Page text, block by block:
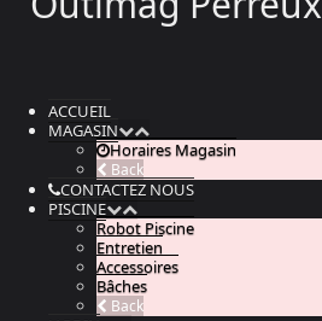
ACCUEIL
MAGASIN
Horaires Magasin
Back
CONTACTEZ NOUS
PISCINE
Robot Piscine
Entretien
Accessoires
Bâches
Back